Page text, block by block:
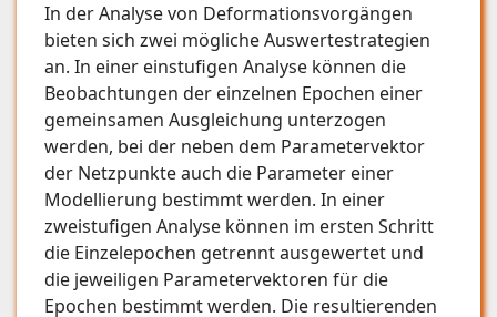
In der Analyse von Deformationsvorgängen
bieten sich zwei mögliche Auswertestrategien
an. In einer einstufigen Analyse können die
Beobachtungen der einzelnen Epochen einer
gemeinsamen Ausgleichung unterzogen
werden, bei der neben dem Parametervektor
der Netzpunkte auch die Parameter einer
Modellierung bestimmt werden. In einer
zweistufigen Analyse können im ersten Schritt
die Einzelepochen getrennt ausgewertet und
die jeweiligen Parametervektoren für die
Epochen bestimmt werden. Die resultierenden